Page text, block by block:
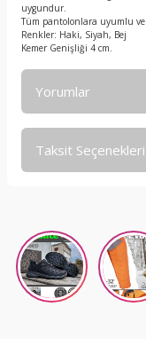
uygundur.
Tüm pantolonlara uyumlu
Renkler: Haki, Siyah, Bej
Kemer Genişliği 4 cm.
Yorumlar
Taksit Seçenekleri